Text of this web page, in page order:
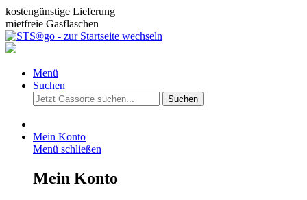
kostengünstige Lieferung
mietfreie Gasflaschen
Menü
Suchen
Suchen
Mein Konto
Menü schließen
Mein Konto